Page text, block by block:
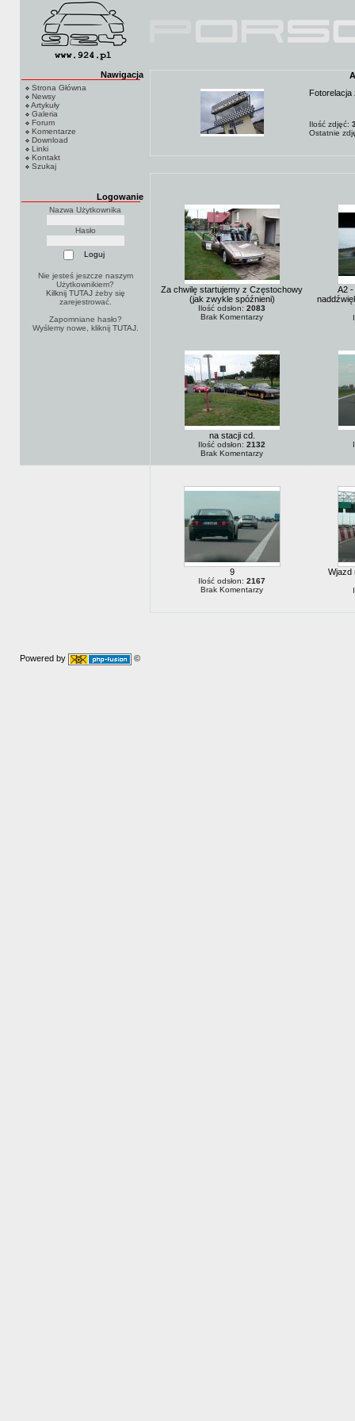
Nawigacja
Strona Główna
Newsy
Artykuły
Galeria
Forum
Komentarze
Download
Linki
Kontakt
Szukaj
Logowanie
Nazwa Użytkownika
Hasło
Nie jesteś jeszcze naszym
Użytkownikiem?
Kilknij TUTAJżeby się
zarejestrować.
Zapomniane hasło?
Wyślemy nowe, kliknij TUTAJ.
Fotorelacja
Ilość zdjęć:
Ostatnie
Za chwilę startujemy z Częstochowy
(jak zwykle spóźnieni)
Ilość odsłon: 2083
Brak Komentarzy
A2
na stacji cd.
Ilość odsłon: 2132
Brak Komentarzy
9
Ilość odsłon: 2167
Brak Komentarzy
Wjazd
Powered by ©